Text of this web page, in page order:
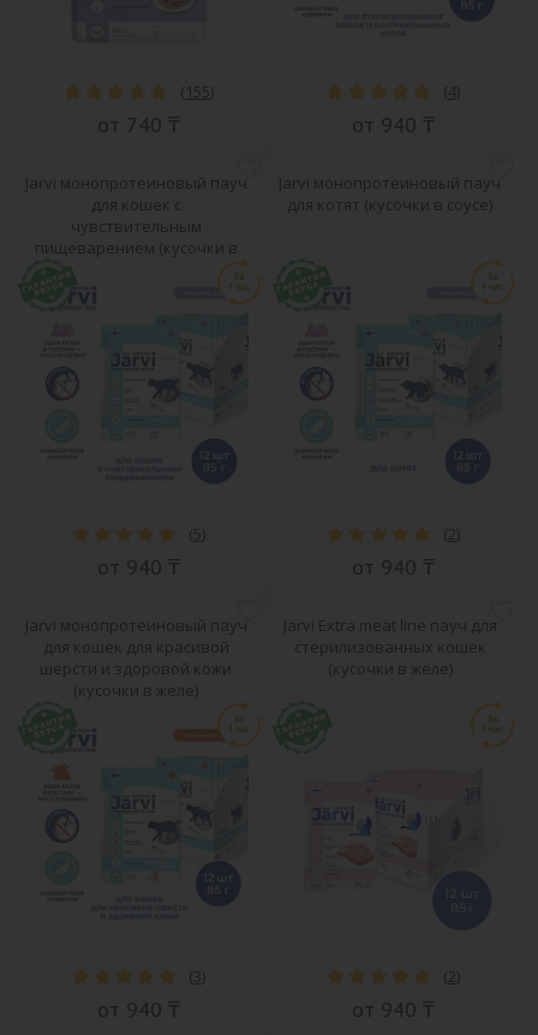
( 155)
от 740 ₸
(4)
от 940 ₸
Jarvi монопротеиновый пауч
для кошек с
чувствительным
пищеварением (кусочки в
(5)
от 940 ₸
Jarvi монопротеиновый пауч
для котят (кусочки в соусе)
(2)
от 940 ₸
Jarvi монопротеиновый пауч
для кошек для красивой
шерсти и здоровой кожи
(кусочки в желе)
( 3)
от 940 ₸
Jarvi Extra meat line пауч для
стерилизованных кошек
(кусочки в желе)
(2)
от 940 ₸